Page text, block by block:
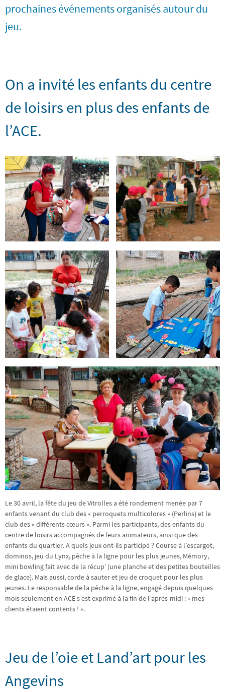
prochaines événements organisés autour du
jeu.
On a invité les enfants du centre
de loisirs en plus des enfants de
l’ACE.
Le 30 avril, la fête du jeu de Vitrolles a été rondement menée par 7
enfants venant du club des « perroquets multicolores » (Perlins) et le
club des « différents cœurs ». Parmi les participants, des enfants du
centre de loisirs accompagnés de leurs animateurs, ainsi que des
enfants du quartier. A quels jeux ont-ils participé ? Course à l’escargot,
dominos, jeu du Lynx, pêche à la ligne pour les plus jeunes, Mémory,
mini bowling fait avec de la récup’ (une planche et des petites bouteilles
de glace). Mais aussi, corde à sauter et jeu de croquet pour les plus
jeunes. Le responsable de la pêche à la ligne, engagé depuis quelques
mois seulement en ACE s’est exprimé à la fin de l’après-midi : « mes
clients étaient contents ! ».
Jeu de l’oie et Land’art pour les
Angevins